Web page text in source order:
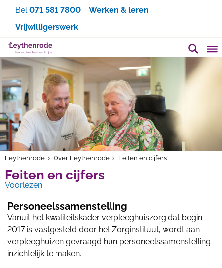
Bel071 581 7800
Werken & leren
Vrijwilligerswerk
Leythenrode Over Leythenrode Feiten en cijfers
Feiten en cijfers
Voorlezen
Personeelssamenstelling
Vanuit het kwaliteitskader verpleeghuiszorg dat begin
2017 is vastgesteld door het Zorginstituut, wordt aan
verpleeghuizen gevraagd hun personeelssamenstelling
inzichtelijk te maken.